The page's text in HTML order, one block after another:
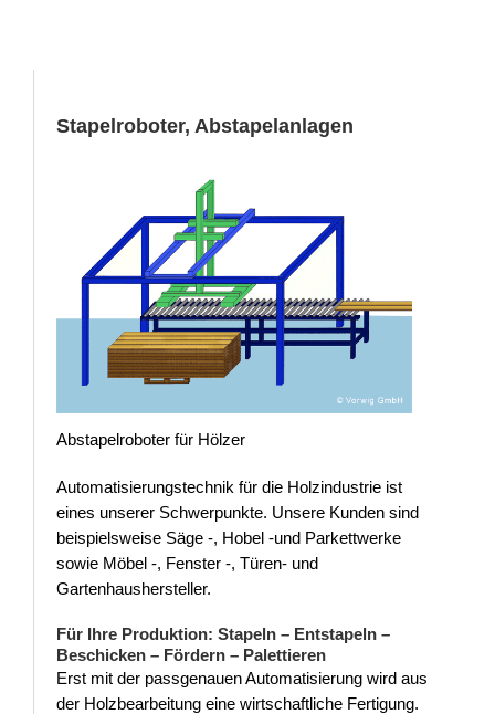
Stapelroboter, Abstapelanlagen
Abstapelroboter für Hölzer
Automatisierungstechnik für die Holzindustrie ist
eines unserer Schwerpunkte. Unsere Kunden sind
beispielsweise Säge -, Hobel -und Parkettwerke
sowie Möbel -, Fenster -, Türen- und
Gartenhaushersteller.
Für Ihre Produktion: Stapeln – Entstapeln –
Beschicken – Fördern – Palettieren
Erst mit der passgenauen Automatisierung wird aus
der Holzbearbeitung eine wirtschaftliche Fertigung.